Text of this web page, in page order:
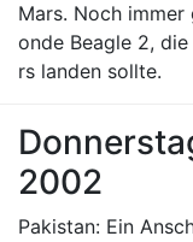
Mars. Noch
onde Beagle 2,
rs landen sollte.
2002
Pakistan: Ein